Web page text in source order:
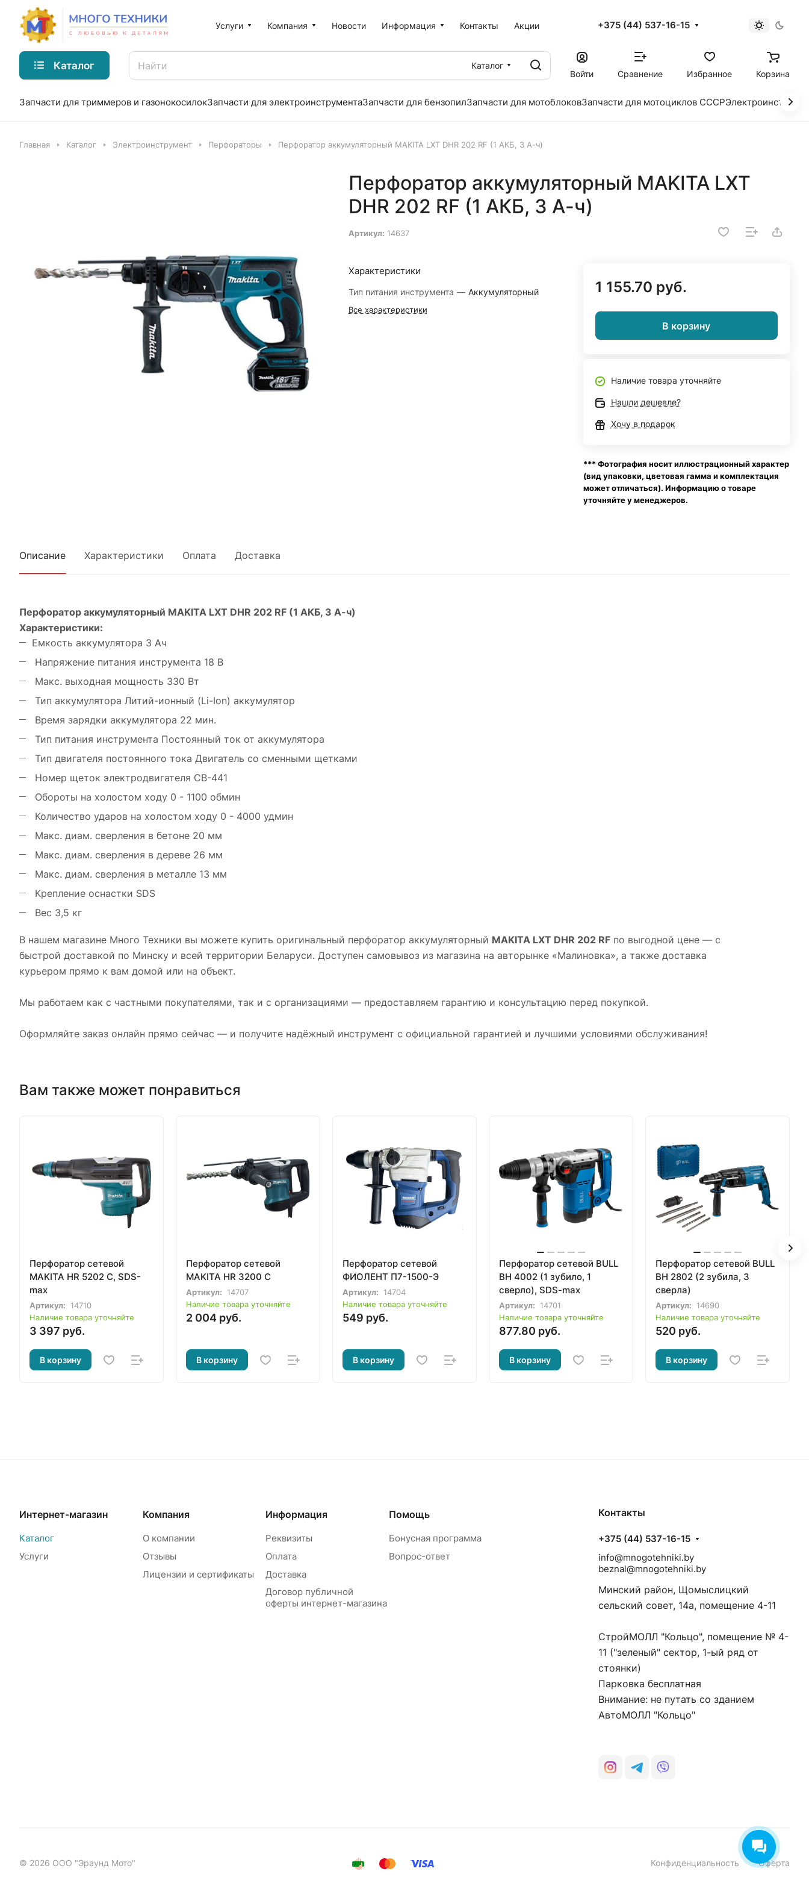
Услуги Компания Новости Информация Контакты Акции +375 (44) 537-16-15
Каталог
Каталог
Войти
Сравнение Избранное Корзина
Запчасти для триммеров и газонокосилокЗапчасти для электроинструментаЗапчасти для бензопилЗапчасти для мотоблоковЗапчасти для мотоциклов СССР
Главная Каталог Электроинструмент Перфораторы Перфоратор аккумуляторный MAKITA LXT DHR 202 RF (1 АКБ, 3 А-ч)
Перфоратор аккумуляторный MAKITA LXT
DHR 202 RF (1 АКБ, 3 А-ч)
Артикул: 14637
Характеристики
Тип питания инструмента — Аккумуляторный
Все характеристики
1 155.70 руб.
В корзину
Наличие товара уточняйте
Нашли дешевле?
Хочу в подарок
*** Фотография носит иллюстрационный характер
(вид упаковки, цветовая гамма и комплектация
может отличаться). Информацию о товаре
уточняйте у менеджеров.
Описание Характеристики Оплата Доставка
Перфоратор аккумуляторный MAKITA LXT DHR 202 RF (1 АКБ, 3 А-ч)
Характеристики:
Емкость аккумулятора 3 Ач
Напряжение питания инструмента 18 В
Макс. выходная мощность 330 Вт
Тип аккумулятора Литий-ионный (Li-Ion) аккумулятор
Время зарядки аккумулятора 22 мин.
Тип питания инструмента Постоянный ток от аккумулятора
Тип двигателя постоянного тока Двигатель со сменными щетками
Номер щеток электродвигателя CB-441
Обороты на холостом ходу 0 - 1100 обмин
Количество ударов на холостом ходу 0 - 4000 удмин
Макс. диам. сверления в бетоне 20 мм
Макс. диам. сверления в дереве 26 мм
Макс. диам. сверления в металле 13 мм
Крепление оснастки SDS
Вес 3,5 кг
В нашем магазине Много Техники вы можете купить оригинальный перфоратор аккумуляторный MAKITA LXT DHR 202 RF по выгодной цене — с
быстрой доставкой по Минску и всей территории Беларуси. Доступен самовывоз из магазина на авторынке «Малиновка», а также доставка
курьером прямо к вам домой или на объект.
Мы работаем как с частными покупателями, так и с организациями — предоставляем гарантию и консультацию перед покупкой.
Оформляйте заказ онлайн прямо сейчас — и получите надёжный инструмент с официальной гарантией и лучшими условиями обслуживания!
Вам также может понравиться
Перфоратор сетевой
MAKITA HR 5202 C, SDS-
max
Артикул:
14710
Наличие товара уточняйте
3 397 руб.
В корзину
Перфоратор сетевой
MAKITA HR 3200 C
Артикул:
14707
Наличие товара уточняйте
2 004 руб.
В корзину
Перфоратор сетевой
ФИОЛЕНТ П7-1500-Э
Артикул:
14704
Наличие товара уточняйте
549 руб.
В корзину
Перфоратор сетевой BULL
BH 4002 (1 зубило, 1
сверло), SDS-max
Артикул:
14701
Наличие товара уточняйте
877.80 руб.
В корзину
Перфоратор сетевой BULL
BH 2802 (2 зубила, 3
сверла)
Артикул:
14690
Наличие товара уточняйте
520 руб.
В корзину
Интернет-магазин
Каталог
Услуги
Компания
О компании
Отзывы
Лицензии и сертификаты
Информация
Реквизиты
Оплата
Доставка
Договор публичной
оферты интернет-магазина
Помощь
Бонусная программа
Вопрос-ответ
Контакты
+375 (44) 537-16-15
info@mnogotehniki.by
beznal@mnogotehniki.by
Минский район, Щомыслицкий
сельский совет, 14а, помещение 4-11
СтройМОЛЛ "Кольцо", помещение № 4-
11 ("зеленый" сектор, 1-ый ряд от
стоянки)
Парковка бесплатная
Внимание: не путать со зданием
АвтоМОЛЛ "Кольцо"
© 2026 ООО "Эраунд Мото" Конфиденциальность Оферта